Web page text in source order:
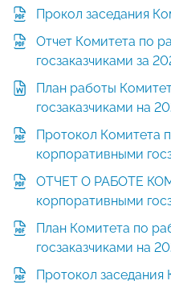
Прокол заседания
Отчет Комитета по
госзаказчиками за
План работы
госзаказчиками на
Протокол Комитета
корпоративными
ОТЧЕТ О РАБОТЕ
корпоративными
План Комитета по
госзаказчиками на
Протокол заседания